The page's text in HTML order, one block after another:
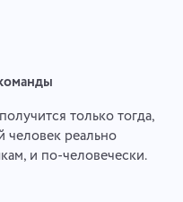
только тогда,
человек реально
и по-человечески.